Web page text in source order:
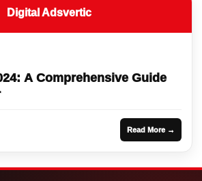
Digital Adsvertic
A Comprehensive Guide
Read More →